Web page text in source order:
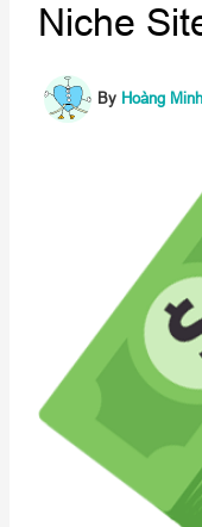
Niche
By Hoàng